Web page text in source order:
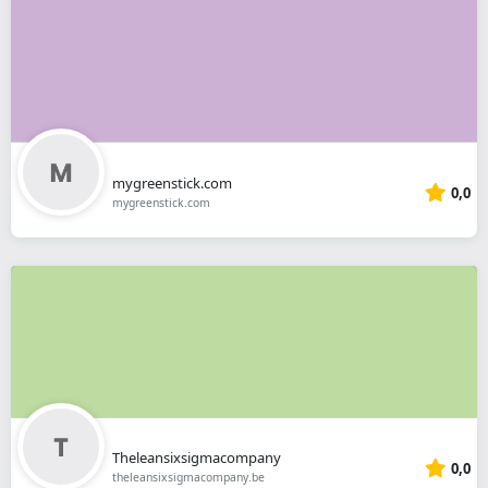
mygreenstick.com
mygreenstick.com 0,0
Theleansixsigmacompany
theleansixsigmacompany.be 0,0